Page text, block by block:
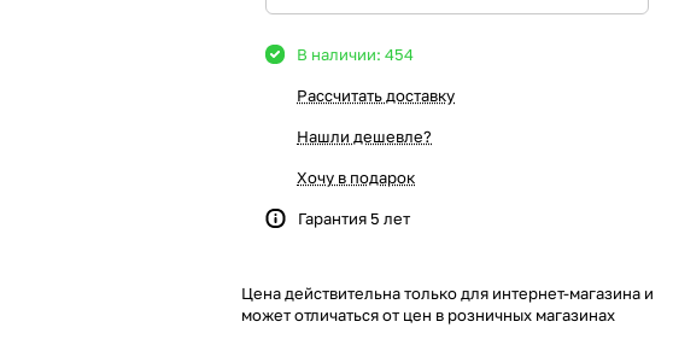
В наличии: 454
Рассчитать доставку
Нашли дешевле?
Хочу в подарок
Гарантия 5 лет
Цена действительна только для интернет-магазина и
может отличаться от цен в розничных магазинах